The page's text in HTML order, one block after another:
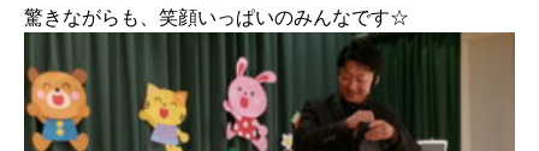
驚きながらも、笑顔いっぱいのみんなです☆